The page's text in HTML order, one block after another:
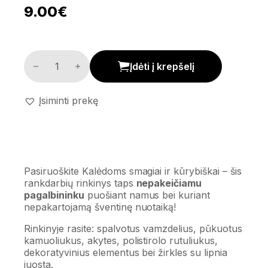
9.00€
Rankdarbių rinkinys kiekis
Įdėti į krepšelį
Įsiminti prekę
Pasiruoškite Kalėdoms smagiai ir kūrybiškai – šis
rankdarbių rinkinys taps nepakeičiamu
pagalbininku puošiant namus bei kuriant
nepakartojamą šventinę nuotaiką!
Rinkinyje rasite: spalvotus vamzdelius, pūkuotus
kamuoliukus, akytes, polistirolo rutuliukus,
dekoratyvinius elementus bei žirkles su lipnia
juosta.